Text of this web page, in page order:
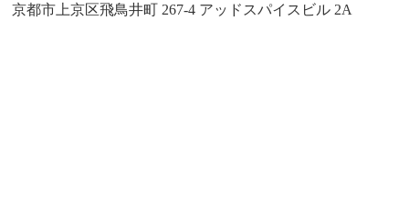
京都市上京区飛鳥井町 267-4 アッドスパイスビル 2A